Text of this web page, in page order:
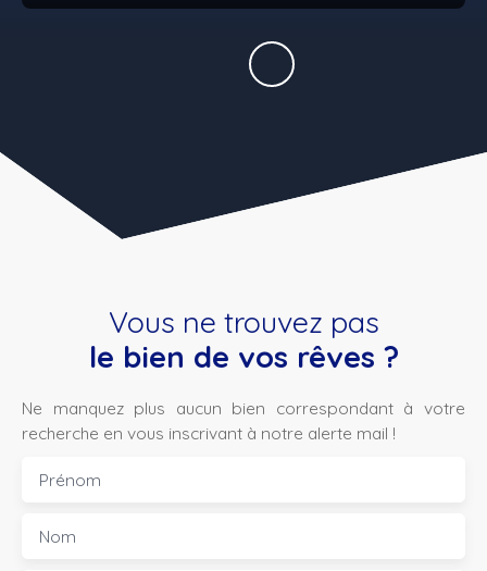
Vous ne trouvez pas
le bien de vos rêves ?
Ne manquez plus aucun bien correspondant à votre
recherche en vous inscrivant à notre alerte mail !
Prénom
Nom